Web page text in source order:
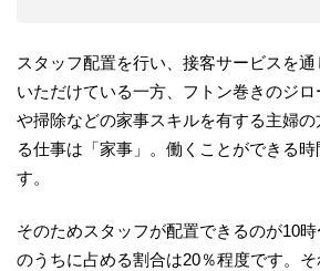
スタッフ配置を行い、接客サービスを
いただけている一方、フトン巻きのジ
や掃除などの家事スキルを有する主婦
る仕事は「家事」。働くことができる時
す。
そのためスタッフが配置できるのが10
のうちに占める割合は20％程度です。